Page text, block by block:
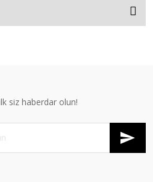
siz haberdar olun!